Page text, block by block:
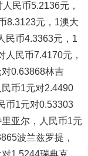
民币5.2136元，
8.3123元，1澳大
民币4.3363元，1
民币7.4170元，
0.63868林吉
币1元对2.4490
币1元对0.53303
亚尔，人民币1元
波兰兹罗提，
1.5244瑞典克